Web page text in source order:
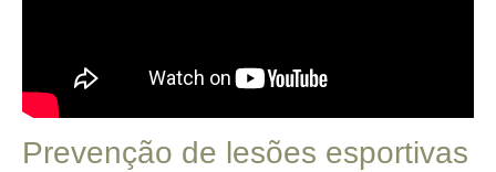
Prevenção de lesões esportivas